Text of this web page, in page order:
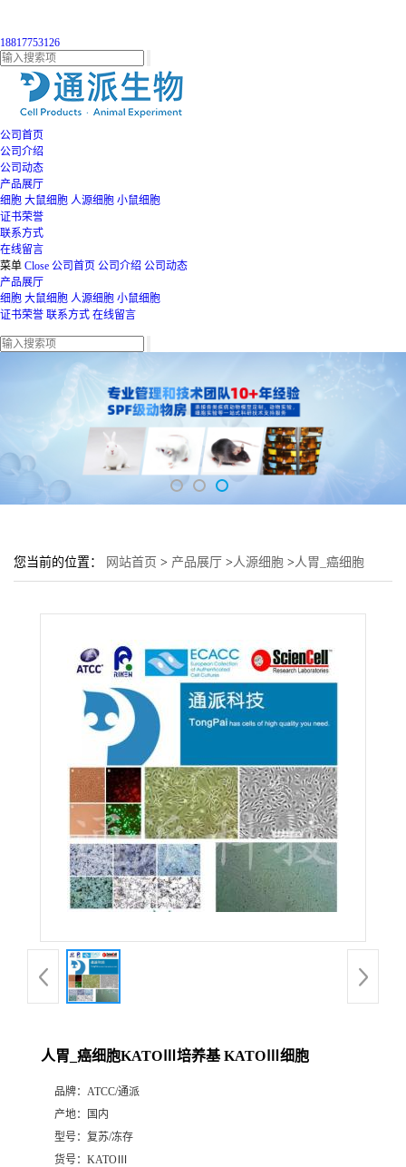
18817753126
公司首页
公司介绍
公司动态
产品展厅
细胞 大鼠细胞 人源细胞 小鼠细胞
证书荣誉
联系方式
在线留言
菜单 Close 公司首页 公司介绍 公司动态
产品展厅
细胞 大鼠细胞 人源细胞 小鼠细胞
证书荣誉 联系方式 在线留言
您当前的位置： 网站首页 > 产品展厅 >人源细胞 >人胃_癌细胞
人胃_癌细胞KATOⅢ培养基 KATOⅢ细胞
品牌： ATCC/通派
产地：
国内
型号： 复苏/冻存
货号： KATOⅢ